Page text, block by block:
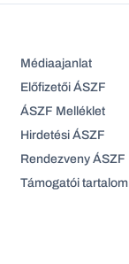
Médiaajanlat
Előfizetői ÁSZF
ÁSZF Melléklet
Hirdetési ÁSZF
Rendezveny ÁSZF
Támogatói tartalom